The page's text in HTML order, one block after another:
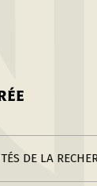
DE LA
une